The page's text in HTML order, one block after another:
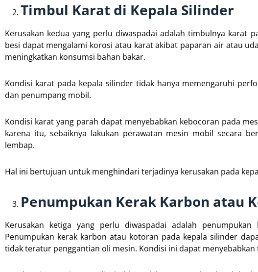
Timbul Karat di Kepala Silinder
Kerusakan kedua yang perlu diwaspadai adalah timbulnya karat
besi dapat mengalami korosi atau karat akibat paparan air atau
meningkatkan konsumsi bahan bakar.
Kondisi karat pada kepala silinder tidak hanya memengaruhi
dan penumpang mobil.
Kondisi karat yang parah dapat menyebabkan kebocoran pada
karena itu, sebaiknya lakukan perawatan mesin mobil secara
lembap.
Hal ini bertujuan untuk menghindari terjadinya kerusakan pada
Penumpukan Kerak Karbon atau
Kerusakan ketiga yang perlu diwaspadai adalah
Penumpukan kerak karbon atau kotoran pada kepala silinder
tidak teratur penggantian oli mesin. Kondisi ini dapat